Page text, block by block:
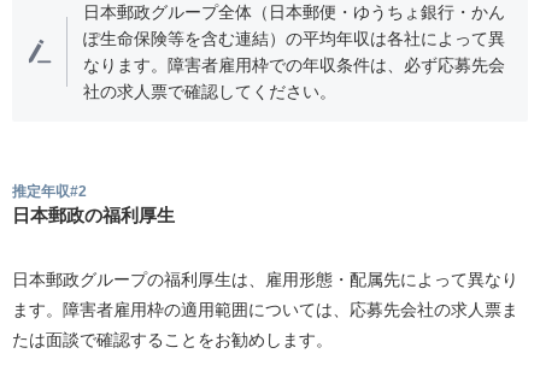
日本郵政グループ全体（日本郵便・ゆうちょ銀行・かん
ぽ生命保険等を含む連結）の平均年収は各社によって異
なります。障害者雇用枠での年収条件は、必ず応募先会
社の求人票で確認してください。
推定年収#2
日本郵政の福利厚生
日本郵政グループの福利厚生は、雇用形態・配属先によって異なり
ます。障害者雇用枠の適用範囲については、応募先会社の求人票ま
たは面談で確認することをお勧めします。